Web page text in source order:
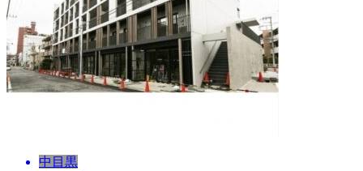
中目黒